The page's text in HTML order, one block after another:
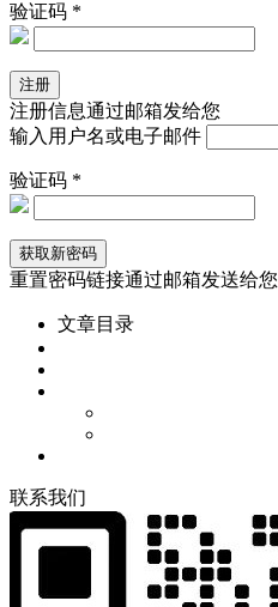
验证码 *
注册信息通过邮箱发给您
输入用户名或电子邮件
验证码 *
重置密码链接通过邮箱发送给您
文章目录
联系我们